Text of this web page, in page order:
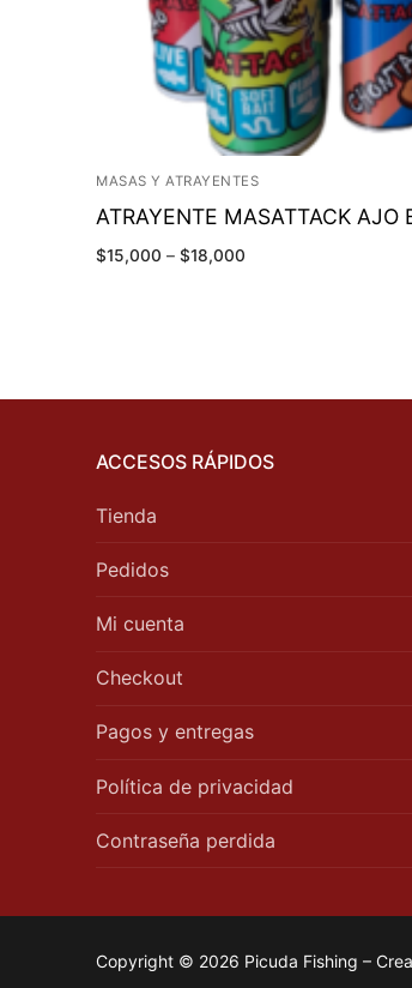
MASAS Y ATRAYENTES
ATRAYENTE MASATTACK AJO
$15,000 – $18,000
ACCESOS RÁPIDOS
Tienda
Pedidos
Mi cuenta
Checkout
Pagos y entregas
Política de privacidad
Contraseña perdida
Copyright © 2026 Picuda Fishing –